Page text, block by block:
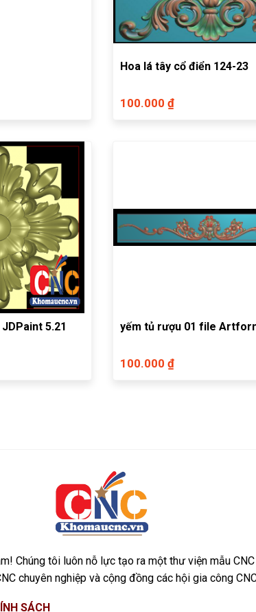
Hoa lá tây cổ điển 124-23
100.000 ₫
5.21 yếm tủ rượu 01 file
100.000 ₫
Chúng tôi luôn nỗ lực tạo ra một thư viện mẫu
chuyên nghiệp và cộng đồng các hội gia công
SÁCH